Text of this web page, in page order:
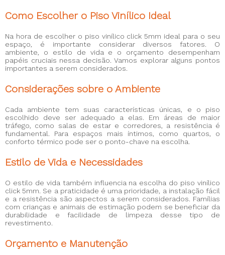
Como Escolher o Piso Vinílico Ideal
Na hora de escolher o piso vinílico click 5mm ideal para o seu
espaço, é importante considerar diversos fatores. O
ambiente, o estilo de vida e o orçamento desempenham
papéis cruciais nessa decisão. Vamos explorar alguns pontos
importantes a serem considerados.
Considerações sobre o Ambiente
Cada ambiente tem suas características únicas, e o piso
escolhido deve ser adequado a elas. Em áreas de maior
tráfego, como salas de estar e corredores, a resistência é
fundamental. Para espaços mais íntimos, como quartos, o
conforto térmico pode ser o ponto-chave na escolha.
Estilo de Vida e Necessidades
O estilo de vida também influencia na escolha do piso vinílico
click 5mm. Se a praticidade é uma prioridade, a instalação fácil
e a resistência são aspectos a serem considerados. Famílias
com crianças e animais de estimação podem se beneficiar da
durabilidade e facilidade de limpeza desse tipo de
revestimento.
Orçamento e Manutenção